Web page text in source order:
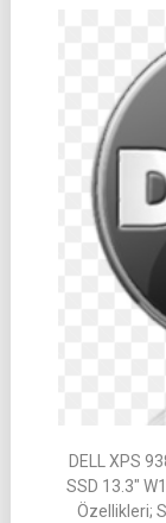
DELL XPS
SSD 13.3″
Özellikleri;